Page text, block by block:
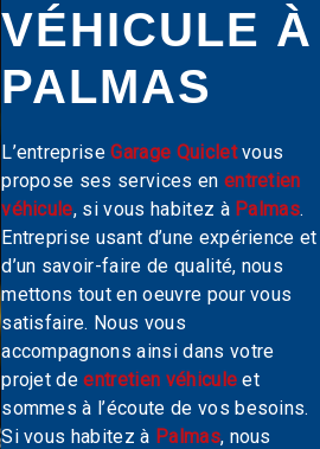
VÉHICULE À
PALMAS
L’entrepriseGarage Quicletvous
propose ses services en entretien
véhicule, si vous habitez à Palmas.
Entreprise usant d’une expérience et
d’un savoir-faire de qualité, nous
mettons tout en oeuvre pour vous
satisfaire. Nous vous
accompagnons ainsi dans votre
projet deentretien véhicule et
sommes à l’écoute de vos besoins.
Si vous habitez à Palmas, nous